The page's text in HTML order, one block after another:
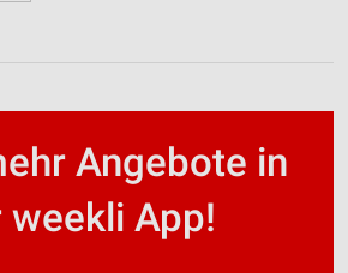
Angebote in
weekli App!